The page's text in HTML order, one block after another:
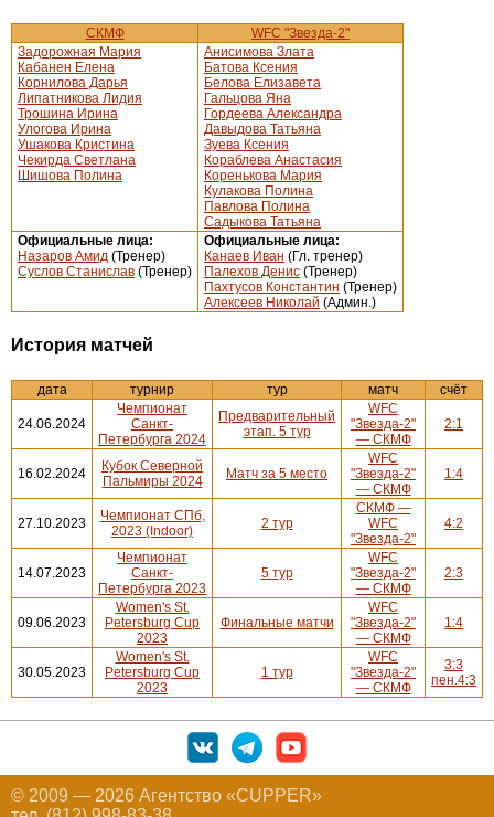
СКМФ
WFC "Звезда-2"
Задорожная Мария
Кабанен Елена
Корнилова Дарья
Липатникова Лидия
Трошина Ирина
Улогова Ирина
Ушакова Кристина
Чекирда Светлана
Шишова Полина
Анисимова Злата
Батова Ксения
Белова Елизавета
Гальцова Яна
Гордеева Александра
Давыдова Татьяна
Зуева Ксения
Кораблева Анастасия
Коренькова Мария
Кулакова Полина
Павлова Полина
Садыкова Татьяна
Официальные лица:
Назаров Амид (Тренер)
Суслов Станислав (Тренер)
Официальные лица:
Канаев Иван (Гл. тренер)
Палехов Денис (Тренер)
Пахтусов Константин (Тренер)
Алексеев Николай (Админ.)
История матчей
дата турнир тур матч счёт
24.06.2024
Чемпионат
Санкт-
Петербурга 2024
Предварительный
этап. 5 тур
WFC
"Звезда-2"
— СКМФ
2:1
16.02.2024
Кубок Северной
Пальмиры 2024
Матч за 5 место
WFC
"Звезда-2"
— СКМФ
1:4
27.10.2023
Чемпионат СПб,
2023 (Indoor)
2 тур
СКМФ —
WFC
"Звезда-2"
4:2
14.07.2023
Чемпионат
Санкт-
Петербурга 2023
5 тур
WFC
"Звезда-2"
— СКМФ
2:3
09.06.2023
Women's St.
Petersburg Cup
2023
Финальные матчи
WFC
"Звезда-2"
— СКМФ
1:4
30.05.2023
Women's St.
Petersburg Cup
2023
1 тур
WFC
"Звезда-2"
— СКМФ
3:3
пен.4:3
© 2009 — 2026 Агентство «CUPPER»